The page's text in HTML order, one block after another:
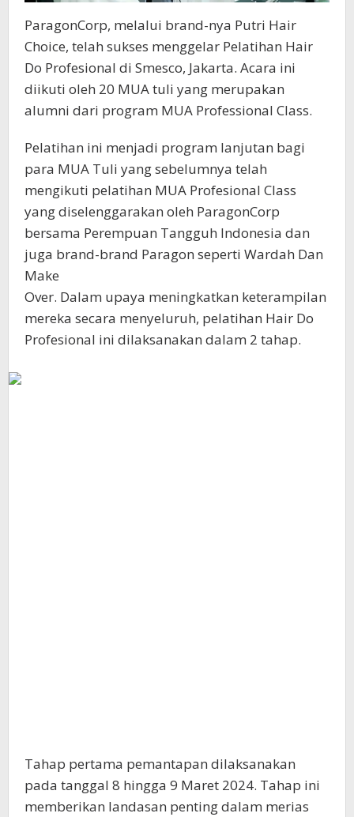
ParagonCorp, melalui brand-nya Putri Hair
Choice, telah sukses menggelar Pelatihan Hair
Do Profesional di Smesco, Jakarta. Acara ini
diikuti oleh 20 MUA tuli yang merupakan
alumni dari program MUA Professional Class.
Pelatihan ini menjadi program lanjutan bagi
para MUA Tuli yang sebelumnya telah
mengikuti pelatihan MUA Profesional Class
yang diselenggarakan oleh ParagonCorp
bersama Perempuan Tangguh Indonesia dan
juga brand-brand Paragon seperti Wardah Dan
Make
Over. Dalam upaya meningkatkan keterampilan
mereka secara menyeluruh, pelatihan Hair Do
Profesional ini dilaksanakan dalam 2 tahap.
Tahap pertama pemantapan dilaksanakan
pada tanggal 8 hingga 9 Maret 2024. Tahap ini
memberikan landasan penting dalam merias